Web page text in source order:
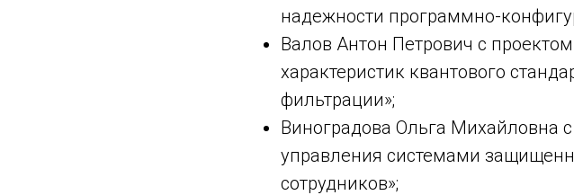
надежности программно-
Валов Антон Петрович с
характеристик квантового
фильтрации»;
Виноградова Ольга Михайловна
управления системами
сотрудников»;